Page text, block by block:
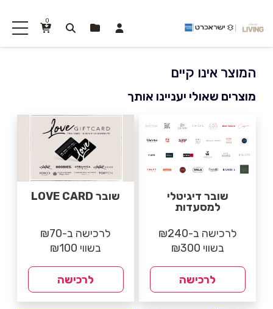
0
המוצר אינו קיים
מוצרים שאולי יעניינו אותך
שובר דיגיטלי
למסעדות
לרכישה ב-₪240
בשווי ₪300
לרכישה
שובר LOVE CARD
לרכישה ב-₪70
בשווי ₪100
לרכישה